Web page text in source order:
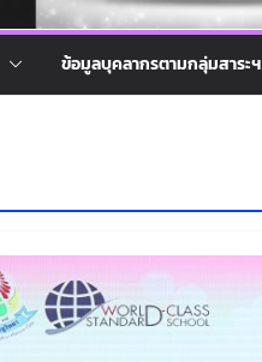
ข้อมูลบุคลากรตามกลุ่มสาระฯ